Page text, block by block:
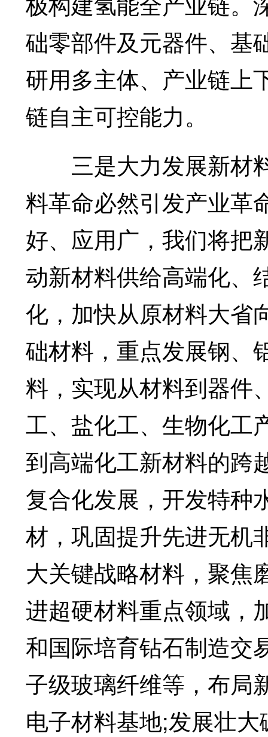
础零部件及元器件、基
研用多主体、产业链上
链自主可控能力。
三是大力发展新材
料革命必然引发产业革
好、应用广，我们将把
动新材料供给高端化、
化，加快从原材料大省
础材料，重点发展钢、
料，实现从材料到器件
工、盐化工、生物化工
到高端化工新材料的跨
复合化发展，开发特种
材，巩固提升先进无机
大关键战略材料，聚焦
进超硬材料重点领域，
和国际培育钻石制造交
子级玻璃纤维等，布局
电子材料基地;发展壮